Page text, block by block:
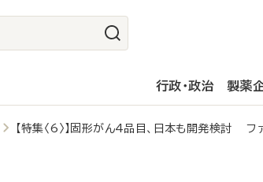
行政・政治 製薬
【特集〈6〉】固形がん4品目、日本も開発検討